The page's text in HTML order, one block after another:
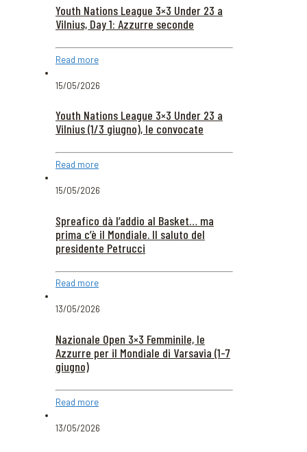
Youth Nations League 3×3 Under 23 a
Vilnius, Day 1: Azzurre seconde
Read more
15/05/2026
Youth Nations League 3×3 Under 23 a
Vilnius (1/3 giugno), le convocate
Read more
15/05/2026
Spreafico dà l’addio al Basket… ma
prima c’è il Mondiale. Il saluto del
presidente Petrucci
Read more
13/05/2026
Nazionale Open 3×3 Femminile, le
Azzurre per il Mondiale di Varsavia (1-7
giugno)
Read more
13/05/2026